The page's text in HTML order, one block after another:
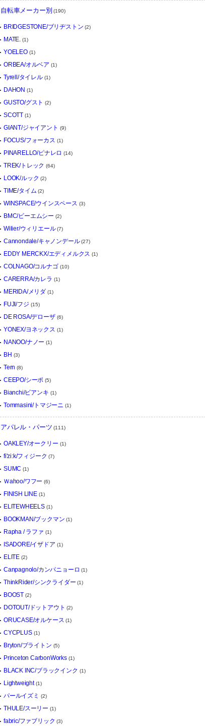
自転車メーカー別 (190)
BRIDGESTONE/ブリヂストン (2)
MATE. (1)
YOELEO(1)
ORBEA/オルベア (1)
Tyrell/タイレル(1)
DAHON (1)
GUSTO/グスト (2)
SCOTT (1)
GIANT/ジャイアント (9)
FOCUS/フォーカス (1)
PINARELLO/ピナレロ (14)
TREK/トレック (64)
LOOK/ルック (2)
TIME/タイム (2)
WINSPACE/ウインスペース (3)
BMC/ビーエムシー (2)
Wilier/ウィリエール(7)
Cannondale/キャノンデール(27)
EDDY MERCKX/エディメルクス (1)
COLNAGO/コルナゴ (10)
CARERRA/カレラ (1)
MERIDA/メリダ (1)
FUJI/フジ (15)
DE ROSA/デローザ (6)
YONEX/ヨネックス (1)
NANOO/ナノー (1)
BH (3)
Tern (8)
CEEPO/シーポ (5)
Bianchi/ビアンキ (1)
Tommasini/トマジーニ (1)
アパレル・パーツ (111)
OAKLEY/オークリー (1)
fi'zi:k/フィジーク (7)
SUMC (1)
Ｗahoo/ワフー (6)
FINISH LINE (1)
ELITEWHEELS(1)
BOOKMAN/ブックマン (1)
Rapha / ラファ (1)
ISADORE/イザドア (1)
ELITE (2)
Canpagnolo/カンパニョーロ (1)
ThinkRider/シンクライダー (1)
BOOST (2)
DOTOUT/ドットアウト (2)
ORUCASE/オルケース (1)
CYCPLUS(1)
Bryton/ブライトン (5)
Princeton CarbonWorks(1)
BLACK INC/ブラックインク (1)
Lightweight(1)
パールイズミ (2)
THULE/スーリー (1)
fabric/ファブリック (3)